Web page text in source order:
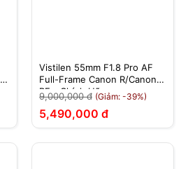
Vistilen 55mm F1.8 Pro AF
Full-Frame Canon R/Canon
RF - Chính Hãng
9,000,000 đ (Giảm: -39%)
5,490,000 đ